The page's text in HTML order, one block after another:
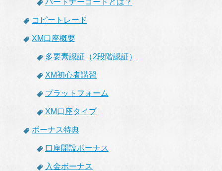
パートナーコードとは？
コピートレード
XM口座概要
多要素認証（2段階認証）
XM初心者講習
プラットフォーム
XM口座タイプ
ボーナス特典
口座開設ボーナス
入金ボーナス